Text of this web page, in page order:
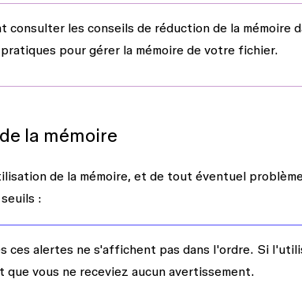
consulter les conseils de réduction de la mémoire
pour gérer la mémoire de votre fichier.
la mémoire
de la mémoire, et de tout éventuel
:
ces alertes ne s'affichent pas dans l'ordre. Si
vous ne receviez aucun avertissement.